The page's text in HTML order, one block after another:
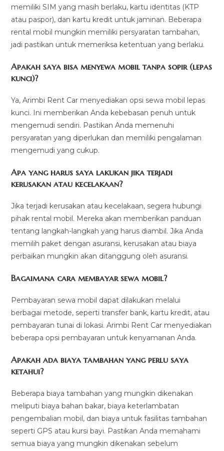
memiliki SIM yang masih berlaku, kartu identitas (KTP
atau paspor), dan kartu kredit untuk jaminan. Beberapa
rental mobil mungkin memiliki persyaratan tambahan,
jadi pastikan untuk memeriksa ketentuan yang berlaku.
Apakah saya bisa menyewa mobil tanpa sopir (lepas
kunci)?
Ya, Arimbi Rent Car menyediakan opsi sewa mobil lepas
kunci. Ini memberikan Anda kebebasan penuh untuk
mengemudi sendiri. Pastikan Anda memenuhi
persyaratan yang diperlukan dan memiliki pengalaman
mengemudi yang cukup.
Apa yang harus saya lakukan jika terjadi
kerusakan atau kecelakaan?
Jika terjadi kerusakan atau kecelakaan, segera hubungi
pihak rental mobil. Mereka akan memberikan panduan
tentang langkah-langkah yang harus diambil. Jika Anda
memilih paket dengan asuransi, kerusakan atau biaya
perbaikan mungkin akan ditanggung oleh asuransi.
Bagaimana cara membayar sewa mobil?
Pembayaran sewa mobil dapat dilakukan melalui
berbagai metode, seperti transfer bank, kartu kredit, atau
pembayaran tunai di lokasi. Arimbi Rent Car menyediakan
beberapa opsi pembayaran untuk kenyamanan Anda.
Apakah ada biaya tambahan yang perlu saya
ketahui?
Beberapa biaya tambahan yang mungkin dikenakan
meliputi biaya bahan bakar, biaya keterlambatan
pengembalian mobil, dan biaya untuk fasilitas tambahan
seperti GPS atau kursi bayi. Pastikan Anda memahami
semua biaya yang mungkin dikenakan sebelum